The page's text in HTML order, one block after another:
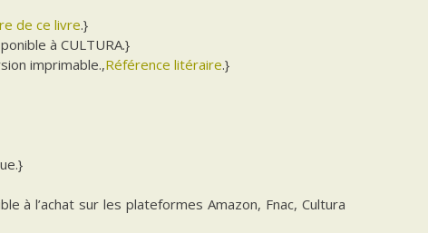
de ce livre.}
à CULTURA.}
imprimable.,Référence litéraire.}
à l’achat sur les plateformes Amazon, Fnac, Cultura